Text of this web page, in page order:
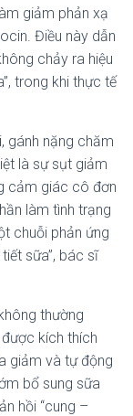
giảm phản xạ
Điều này dẫn
chảy ra hiệu
trong khi thực tế
gánh nặng chăm
là sự sụt giảm
cảm giác cô đơn
làm tình trạng
chuỗi phản ứng
sữa”, bác sĩ
thường
kích thích
giảm và tự động
bổ sung sữa
hồi “cung –